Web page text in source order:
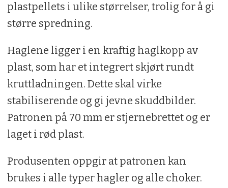
plastpellets i ulike størrelser, trolig for å gi
større spredning.
Haglene ligger i en kraftig haglkopp av
plast, som har et integrert skjørt rundt
kruttladningen. Dette skal virke
stabiliserende og gi jevne skuddbilder.
Patronen på 70 mm er stjernebrettet og er
laget i rød plast.
Produsenten oppgir at patronen kan
brukes i alle typer hagler og alle choker.